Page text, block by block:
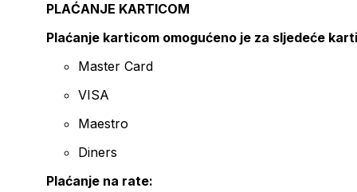
PLAĆANJE KARTICOM
Plaćanje karticom omogućeno je za sljedeće
Master Card
VISA
Maestro
Diners
Plaćanje na rate: